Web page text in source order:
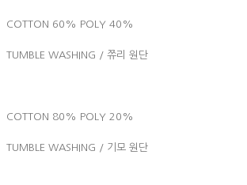
COTTON 60% POLY 40%
TUMBLE WASHING / 쮸리 원단
COTTON 80% POLY 20%
TUMBLE WASHING / 기모 원단